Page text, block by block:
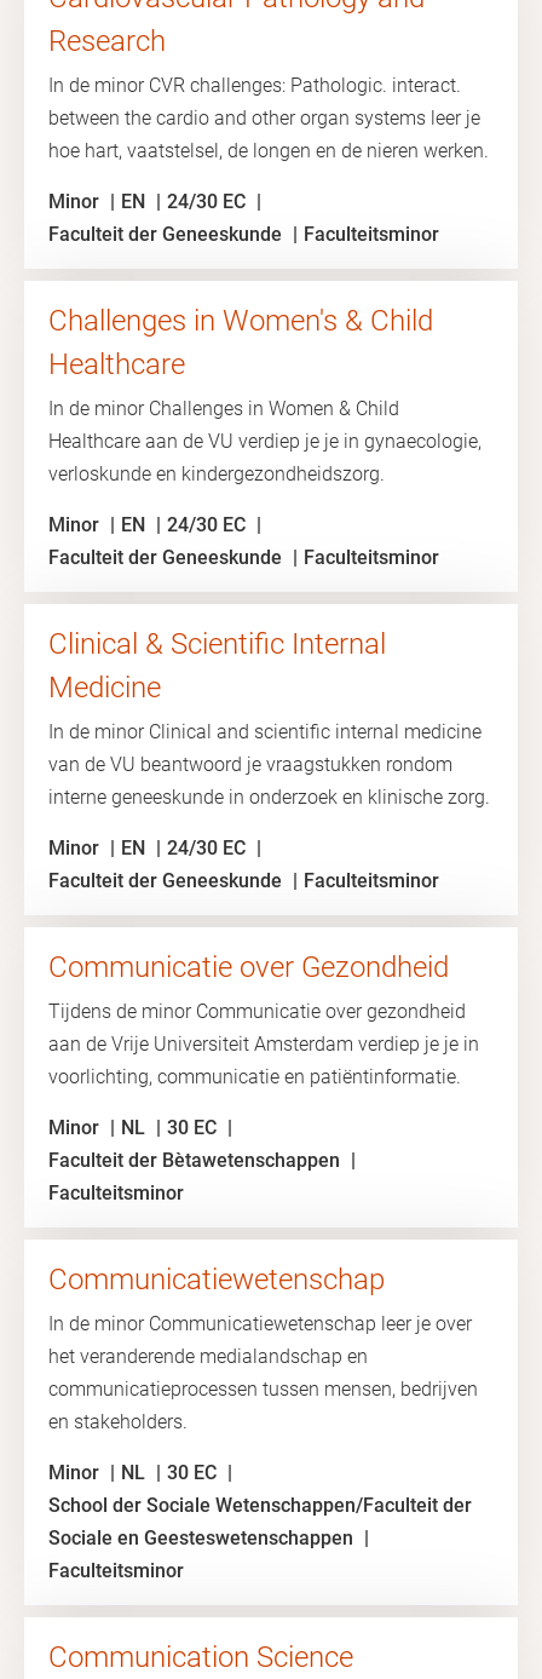
Research
In de minor CVR challenges: Pathologic. interact.
between the cardio and other organ systems leer je
hoe hart, vaatstelsel, de longen en de nieren werken.
Minor EN
24/30 EC
Faculteit der Geneeskunde
Faculteitsminor
Challenges in Women's & Child
Healthcare
In de minor Challenges in Women & Child
Healthcare aan de VU verdiep je je in gynaecologie,
verloskunde en kindergezondheidszorg.
Minor EN
24/30 EC
Faculteit der Geneeskunde
Faculteitsminor
Clinical & Scientific Internal
Medicine
In de minor Clinical and scientific internal medicine
van de VU beantwoord je vraagstukken rondom
interne geneeskunde in onderzoek en klinische zorg.
Minor EN
24/30 EC
Faculteit der Geneeskunde
Faculteitsminor
Communicatie over Gezondheid
Tijdens de minor Communicatie over gezondheid
aan de Vrije Universiteit Amsterdam verdiep je je in
voorlichting, communicatie en patiëntinformatie.
Minor NL
30 EC
Faculteit der Bètawetenschappen
Faculteitsminor
Communicatiewetenschap
In de minor Communicatiewetenschap leer je over
het veranderende medialandschap en
communicatieprocessen tussen mensen, bedrijven
en stakeholders.
Minor NL
30 EC
School der Sociale Wetenschappen/Faculteit der
Sociale en Geesteswetenschappen
Faculteitsminor
Communication Science